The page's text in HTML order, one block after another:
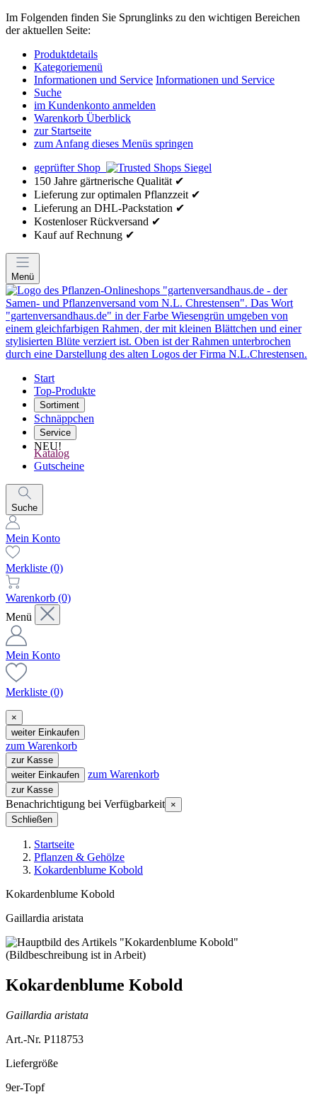
Im Folgenden finden Sie Sprunglinks zu den wichtigen Bereichen
der aktuellen Seite:
Produktdetails
Kategoriemenü
Informationen und Service Informationen und Service
Suche
im Kundenkonto anmelden
Warenkorb Überblick
zur Startseite
zum Anfang dieses Menüs springen
geprüfter Shop
150 Jahre gärtnerische Qualität ✔
Lieferung zur optimalen Pflanzzeit ✔
Lieferung an DHL-Packstation ✔
Kostenloser Rückversand ✔
Kauf auf Rechnung ✔
Menü
Start
Top-Produkte
Sortiment
Schnäppchen
Service
NEU!
Katalog
Gutscheine
Suche
Mein Konto
Merkliste (0)
Warenkorb (0)
Menü
Mein Konto
Merkliste (0)
×
weiter Einkaufen
zum Warenkorb
zur Kasse
weiter Einkaufen
zum Warenkorb
zur Kasse
Benachrichtigung bei Verfügbarkeit ×
Schließen
Startseite
Pflanzen & Gehölze
Kokardenblume Kobold
Kokardenblume Kobold
Gaillardia aristata
Kokardenblume Kobold
Gaillardia aristata
Art.-Nr. P118753
Liefergröße
9er-Topf